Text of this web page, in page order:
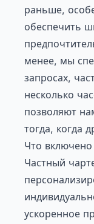
раньше,
обеспечить
менее, мы
запросах,
несколько
позволяют
тогда, когда
Что
Частный
ускоренное